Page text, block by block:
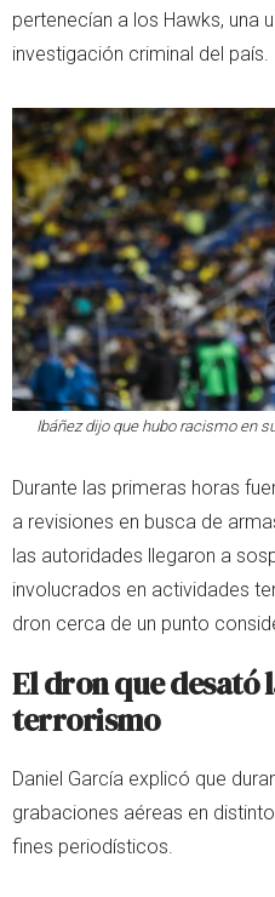
pertenecían a los Hawks, una
investigación criminal del país.
Ibáñez dijo que hubo racismo en
Durante las primeras horas
a revisiones en busca de
las autoridades llegaron a
involucrados en actividades
dron cerca de un punto
El dron que desató
terrorismo
Daniel García explicó que
grabaciones aéreas en
fines periodísticos.